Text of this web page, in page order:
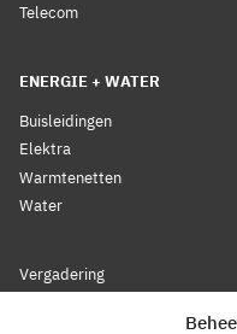
Telecom
ENERGIE + WATER
Buisleidingen
Elektra
Warmtenetten
Water
Vergadering